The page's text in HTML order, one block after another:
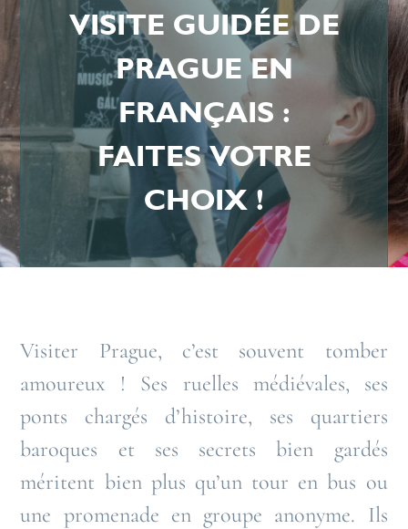
VISITE GUIDÉE DE
PRAGUE EN
FRANÇAIS :
FAITES VOTRE
CHOIX !
Visiter Prague, c’est souvent tomber
amoureux ! Ses ruelles médiévales, ses
ponts chargés d’histoire, ses quartiers
baroques et ses secrets bien gardés
méritent bien plus qu’un tour en bus ou
une promenade en groupe anonyme. Ils